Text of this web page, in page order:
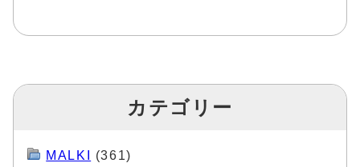
カテゴリー
MALKI (361)